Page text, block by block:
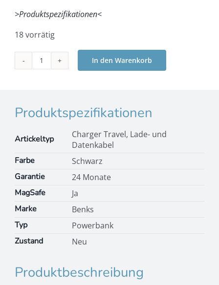
>Produktspezifikationen<
18 vorrätig
Benks
Wireless
Powerbank
In den Warenkorb
Produktspezifikationen
Artickeltyp
Charger Travel, Lade- und
Datenkabel
Farbe
Schwarz
Garantie
24 Monate
MagSafe
Ja
Marke
Benks
Typ
Powerbank
Zustand
Neu
Produktbeschreibung